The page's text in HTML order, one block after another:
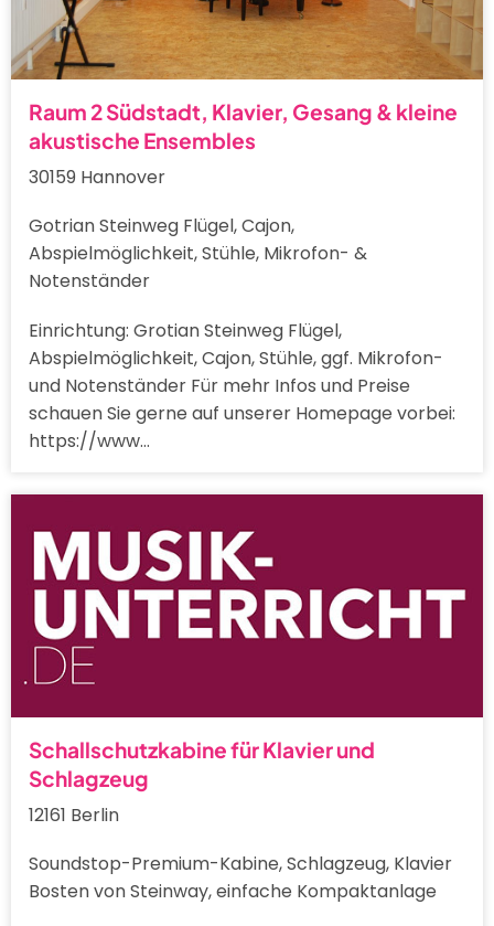
Raum 2 Südstadt, Klavier, Gesang & kleine
akustische Ensembles
30159 Hannover
Gotrian Steinweg Flügel, Cajon,
Abspielmöglichkeit, Stühle, Mikrofon- &
Notenständer
Einrichtung: Grotian Steinweg Flügel,
Abspielmöglichkeit, Cajon, Stühle, ggf. Mikrofon-
und Notenständer Für mehr Infos und Preise
schauen Sie gerne auf unserer Homepage vorbei:
https://www…
Schallschutzkabine für Klavier und
Schlagzeug
12161 Berlin
Soundstop-Premium-Kabine, Schlagzeug, Klavier
Bosten von Steinway, einfache Kompaktanlage